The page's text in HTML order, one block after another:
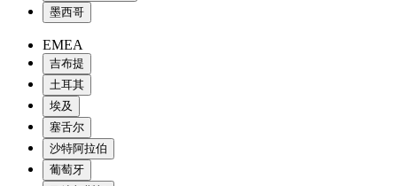
墨西哥
EMEA
吉布提
土耳其
埃及
塞舌尔
沙特阿拉伯
葡萄牙